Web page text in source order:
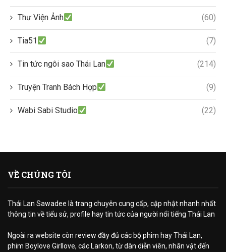
Thư Viện Ảnh (60)
Tia51 (7)
Tin tức ngôi sao Thái Lan (214)
Truyện Tranh Bách Hợp (9)
Wabi Sabi Studio (22)
VỀ CHÚNG TÔI
Thái Lan Sawadee là trang chuyên cung cấp, cập nhật nhanh nhất
thông tin về tiểu sử, profile hay tin tức của người nổi tiếng Thái Lan
Ngoài ra website còn review đầy đủ các bộ phim hay Thái Lan,
phim Boylove Girllove, các Larkon, từ dàn diễn viên, nhân vật đến